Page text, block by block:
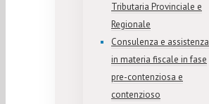
Tributaria Provinciale e
Regionale
Consulenza e assistenza
in materia fiscale in fase
pre-contenziosa e
contenzioso